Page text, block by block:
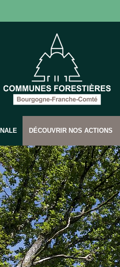
DÉCOUVRIR NOS ACTIONS